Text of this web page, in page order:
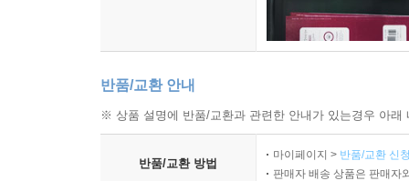
반품/교환 안내
※ 상품 설명에 반품/교환과 관련한 안내가 있는경우 아
반품/교환 방법
마이페이지 > 반품/교환 신
판매자 배송 상품은 판매자